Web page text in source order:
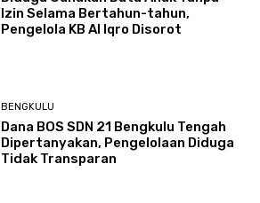
Izin Selama Bertahun-tahun,
Pengelola KB Al Iqro Disorot
BENGKULU
Dana BOS SDN 21 Bengkulu Tengah
Dipertanyakan, Pengelolaan Diduga
Tidak Transparan